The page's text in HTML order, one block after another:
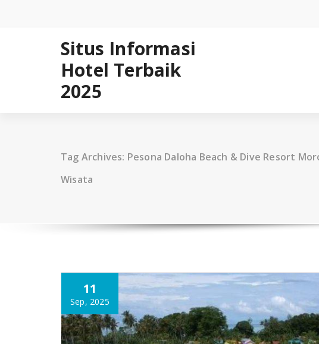
content
Situs Informasi
Hotel Terbaik
2025
Tag Archives: Pesona Daloha Beach & Dive Resort
Wisata
11
Sep, 2025